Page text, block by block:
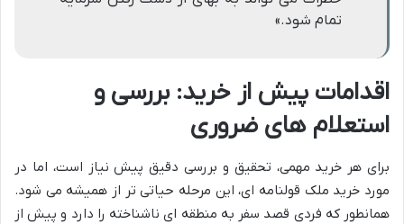
تمام شود.»
اقدامات پیش از خرید: بررسی و
استعلام های ضروری
برای هر خرید مهمی، تحقیق و بررسی دقیق پیش نیاز است، اما در
مورد خرید ملک قولنامه ای، این مرحله حیاتی تر از همیشه می شود.
همانطور که فردی قصد سفر به منطقه ای ناشناخته را دارد و پیش از